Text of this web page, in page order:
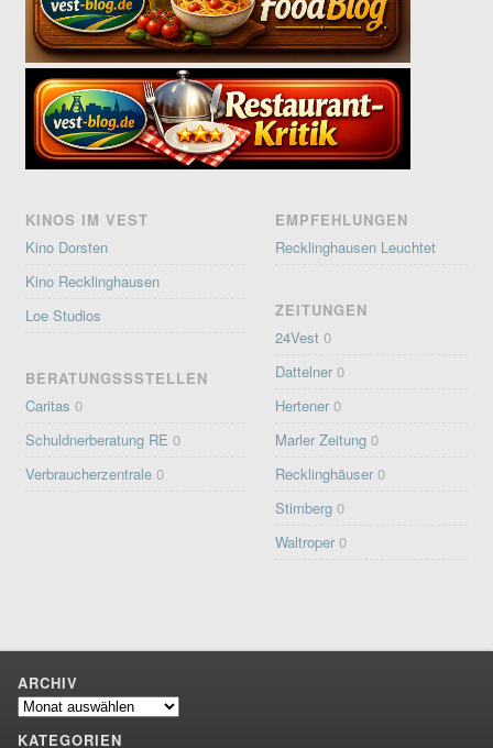
KINOS IM VEST
Kino Dorsten
Kino Recklinghausen
Loe Studios
BERATUNGSSSTELLEN
Caritas 0
Schuldnerberatung RE 0
Verbraucherzentrale 0
EMPFEHLUNGEN
Recklinghausen Leuchtet
ZEITUNGEN
24Vest 0
Dattelner 0
Hertener 0
Marler Zeitung 0
Recklinghäuser 0
Stimberg 0
Waltroper 0
ARCHIV
Archiv
KATEGORIEN